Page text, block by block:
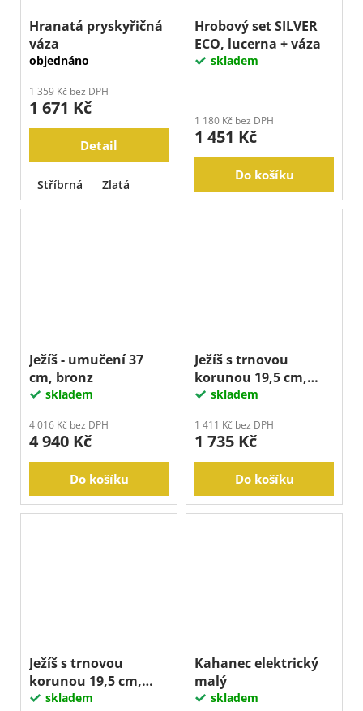
Hranatá pryskyřičná
váza
objednáno
1 359 Kč bez DPH
1 671 Kč
Detail
Stříbrná Zlatá
Hrobový set SILVER
ECO, lucerna + váza
skladem
1 180 Kč bez DPH
1 451 Kč
Do košíku
Ježíš - umučení 37
cm, bronz
skladem
4 016 Kč bez DPH
4 940 Kč
Do košíku
Ježíš s trnovou
korunou 19,5 cm,
bronzový
skladem
1 411 Kč bez DPH
1 735 Kč
Do košíku
Ježíš s trnovou
korunou 19,5 cm,
zlatýskladem
Kahanec elektrický
malý
skladem